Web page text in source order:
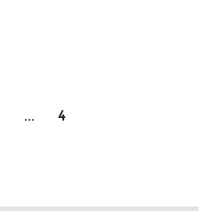
... 4